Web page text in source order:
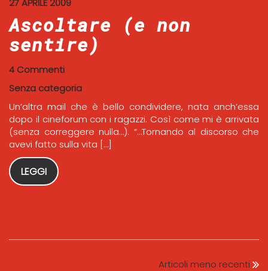
27 APRILE 2009
Ascoltare (e non
sentire)
4 Commenti
Senza categoria
Un’altra mail che è bello condividere, nata anch’essa
dopo il cineforum con i ragazzi. Così come mi è arrivata
(senza correggere nulla…). “…Tornando al discorso che
avevi fatto sulla vita […]
LEGGI
Articoli meno recenti